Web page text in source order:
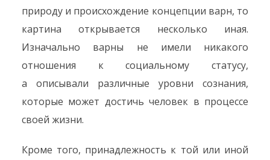
природу и происхождение концепции варн, то
картина открывается несколько иная.
Изначально варны не имели никакого
отношения к социальному статусу,
а описывали различные уровни сознания,
которые может достичь человек в процессе
своей жизни.
Кроме того, принадлежность к той или иной